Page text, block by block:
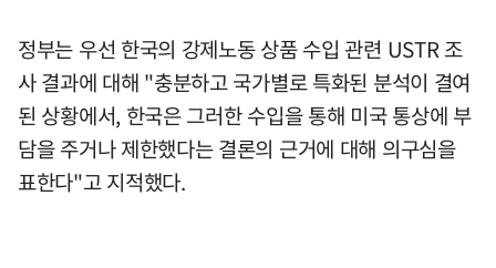
정부는 우선 한국의 강제노동 상품 수입 관련 USTR 조
사 결과에 대해 "충분하고 국가별로 특화된 분석이 결여
된 상황에서, 한국은 그러한 수입을 통해 미국 통상에 부
담을 주거나 제한했다는 결론의 근거에 대해 의구심을
표한다"고 지적했다.